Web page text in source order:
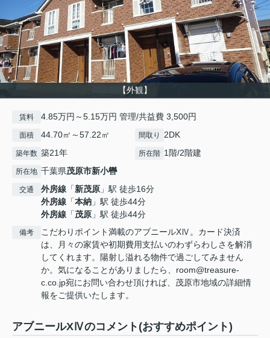
【外観】
賃料 4.85万円～5.15万円 管理/共益費 3,500円
面積 44.70㎡～57.22㎡ 間取り 2DK
築年数 築21年 所在階 1階/2階建
所在地 千葉県茂原市新小轡
交通 外房線 「新茂原 」駅 徒歩16分
外房線 「本納 」駅 徒歩44分
外房線 「茂原 」駅 徒歩44分
備考
こだわりポイント満載のアブニールXⅣ。カード決済
は、月々の家賃や初期費用支払いのわずらわしさを解消
してくれます。陽射し溢れる物件で過ごしてみません
か。気になることがありましたら、room@treasure-
c.co.jp宛にお問い合わせ頂ければ、茂原市地域の詳細情
報をご提供いたします。
アブニールXⅣのコメント(おすすめポイント)